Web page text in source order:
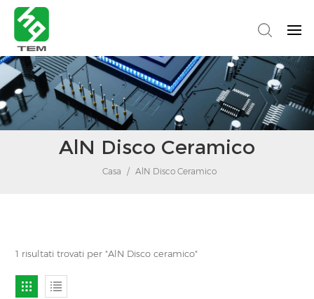
AlN Disco Ceramico
Casa / AlN Disco Ceramico
1 risultati trovati per "AlN Disco ceramico"